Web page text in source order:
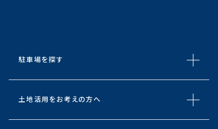
駐車場を探す
土地活用をお考えの方へ